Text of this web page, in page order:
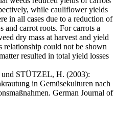
while cauliflower yields
in all cases due to a reduction of
and carrot roots. For carrots a
dry mass at harvest and yield
relationship could not be shown
resulted in total yield losses
STÜTZEL, H. (2003):
in Gemüsekulturen nach
German Journal of